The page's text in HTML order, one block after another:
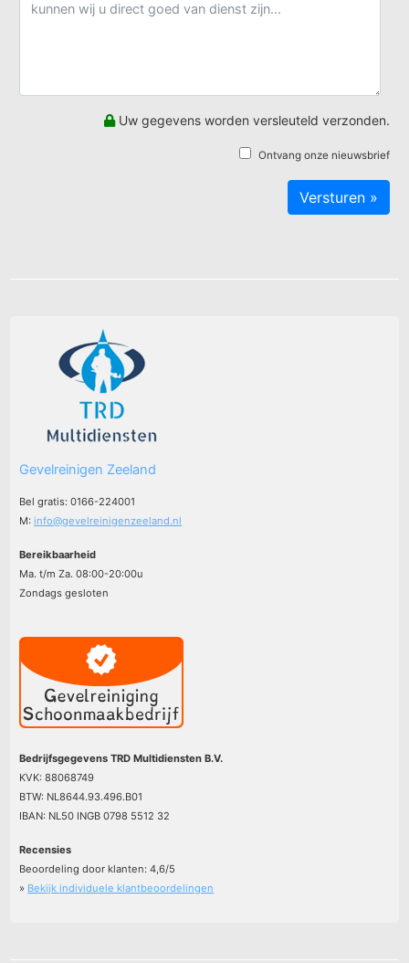
Uw gegevens worden versleuteld verzonden.
Ontvang onze nieuwsbrief
Gevelreinigen Zeeland
Bel gratis: 0166-224001
M:info@gevelreinigenzeeland.nl
Bereikbaarheid
Ma. t/m Za. 08:00-20:00u
Zondags gesloten
Bedrijfsgegevens TRD Multidiensten B.V.
KVK: 88068749
BTW: NL8644.93.496.B01
IBAN: NL50 INGB 0798 5512 32
Recensies
Beoordeling door klanten:4,6/5
» Bekijk individuele klantbeoordelingen